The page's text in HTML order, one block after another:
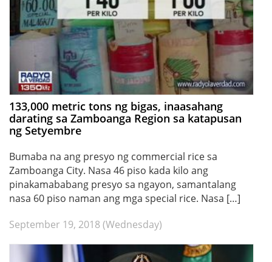
133,000 metric tons ng bigas, inaasahang
darating sa Zamboanga Region sa katapusan
ng Setyembre
Bumaba na ang presyo ng commercial rice sa
Zamboanga City. Nasa 46 piso kada kilo ang
pinakamababang presyo sa ngayon, samantalang
nasa 60 piso naman ang mga special rice. Nasa […]
September 19, 2018 (Wednesday)